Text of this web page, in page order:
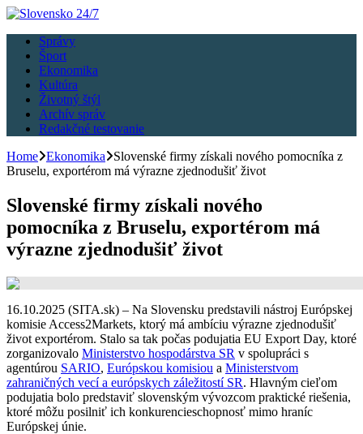
Správy
Šport
Ekonomika
Kultúra
Životný štýl
Archív správ
Redakčné testovanie
Home Ekonomika
Slovenské firmy získali nového pomocníka z
Bruselu, exportérom má výrazne zjednodušiť život
Slovenské firmy získali nového
pomocníka z Bruselu, exportérom má
výrazne zjednodušiť život
16.10.2025 (SITA.sk) – Na Slovensku predstavili nástroj Európskej
komisie Access2Markets, ktorý má ambíciu výrazne zjednodušiť
život exportérom. Stalo sa tak počas podujatia EU Export Day, ktoré
zorganizovalo Ministerstvo hospodárstva SR v spolupráci s
agentúrou SARIO, Európskou komisiou a Ministerstvom
zahraničných vecí a európskych záležitostí SR. Hlavným cieľom
podujatia bolo predstaviť slovenským vývozcom praktické riešenia,
ktoré môžu posilniť ich konkurencieschopnosť mimo hraníc
Európskej únie.